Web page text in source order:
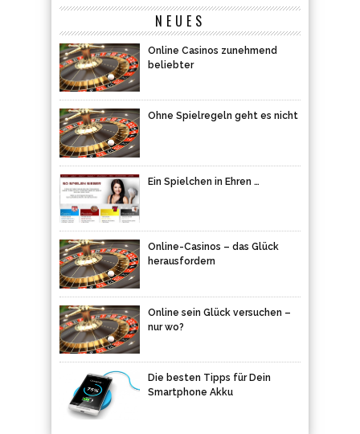
NEUES
Online Casinos zunehmend
beliebter
Ohne Spielregeln geht es nicht
Ein Spielchen in Ehren …
Online-Casinos – das Glück
herausfordern
Online sein Glück versuchen –
nur wo?
Die besten Tipps für Dein
Smartphone Akku